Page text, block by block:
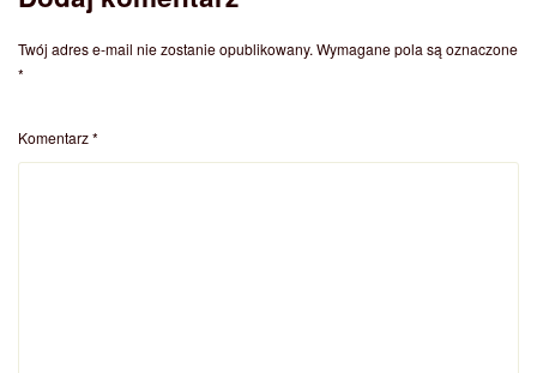
Twój adres e-mail nie zostanie opublikowany. Wymagane pola są oznaczone
*
Komentarz*